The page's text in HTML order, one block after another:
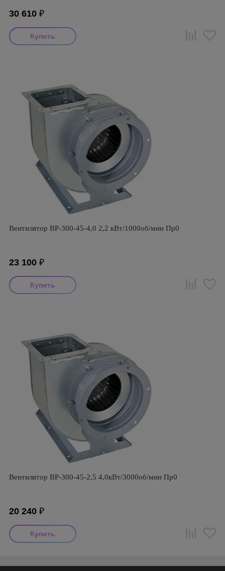
30 610 ₽
Вентилятор ВР-300-45-4,0 2,2 кВт/1000об/мин Пр0
23 100 ₽
Вентилятор ВР-300-45-2,5 4,0кВт/3000об/мин Пр0
20 240 ₽